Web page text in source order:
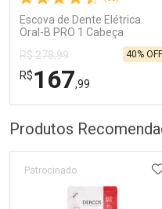
Escova de Dente Elétrica
Oral-B PRO 1 Cabeça
Redonda Recarregável 1
Unidade
R$ 278,99
R$167,99
40% OFF
Por Menos
Produtos
Patrocinado